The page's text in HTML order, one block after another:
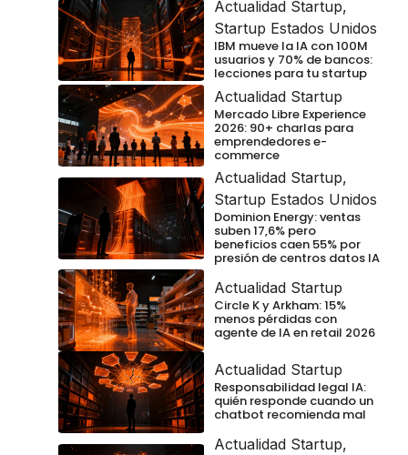
Actualidad Startup,
Startup Estados Unidos
IBM mueve la IA con 100M
usuarios y 70% de bancos:
lecciones para tu startup
Actualidad Startup
Mercado Libre Experience
2026: 90+ charlas para
emprendedores e-
commerce
Actualidad Startup,
Startup Estados Unidos
Dominion Energy: ventas
suben 17,6% pero
beneficios caen 55% por
presión de centros datos IA
Actualidad Startup
Circle K y Arkham: 15%
menos pérdidas con
agente de IA en retail 2026
Actualidad Startup
Responsabilidad legal IA:
quién responde cuando un
chatbot recomienda mal
Actualidad Startup,